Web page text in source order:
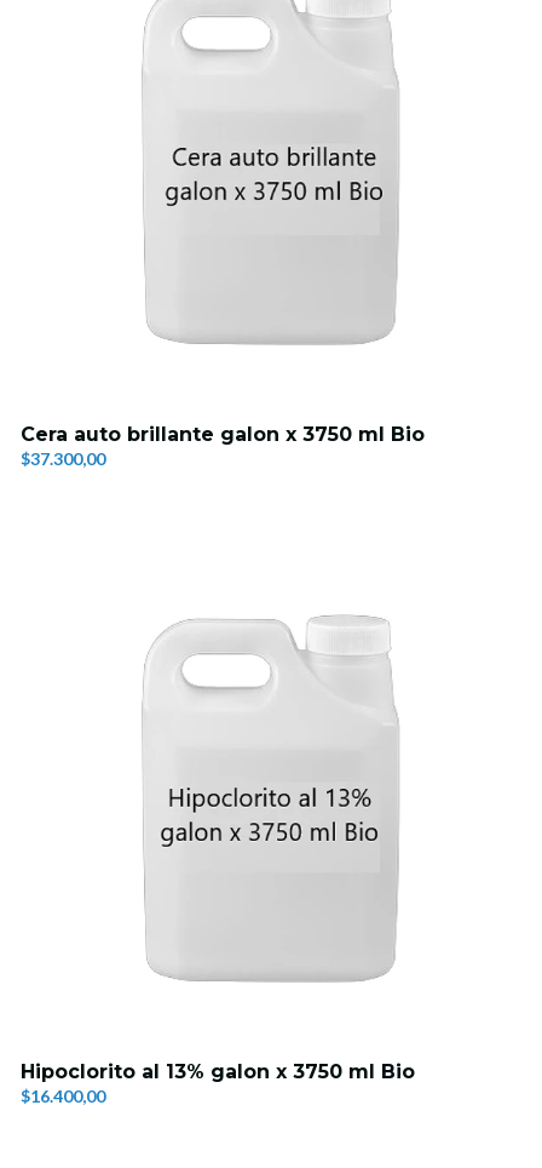
Cera auto brillante galon x 3750 ml Bio
$37.300,00
Hipoclorito al 13% galon x 3750 ml Bio
$16.400,00